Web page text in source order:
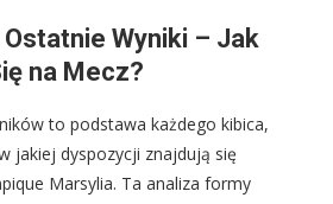
Wyniki – Jak
na Mecz?
to podstawa każdego kibica,
jakiej dyspozycji znajdują się
Marsylia. Ta analiza formy